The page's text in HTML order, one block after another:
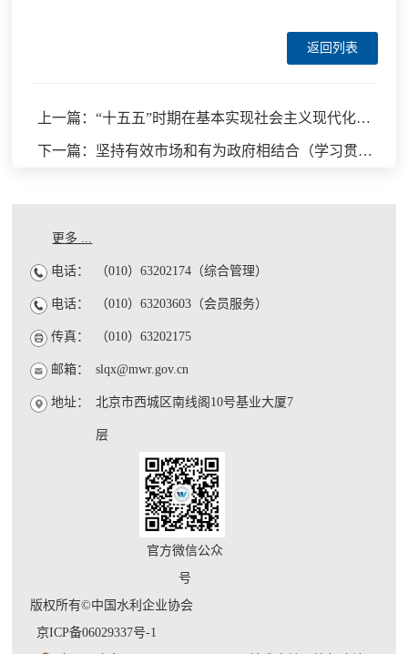
返回列表
上一篇：“十五五”时期在基本实现社会主义现代化进程中具有承前启后的重要地位（学习贯彻党的二十届四中全会精神）
下一篇：坚持有效市场和有为政府相结合（学习贯彻党的二十届四中全会精神）
更多 ...
电话： （010）63202174（综合管理）
电话： （010）63203603（会员服务）
传真： （010）63202175
邮箱： slqx@mwr.gov.cn
地址： 北京市西城区南线阁10号基业大厦7
层
官方微信公众
号
版权所有©中国水利企业协会
京ICP备06029337号-1